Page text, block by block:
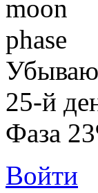
25-й
Фаза
Войти